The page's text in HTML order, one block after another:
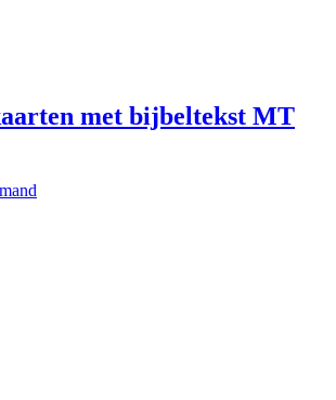
met bijbeltekst MT